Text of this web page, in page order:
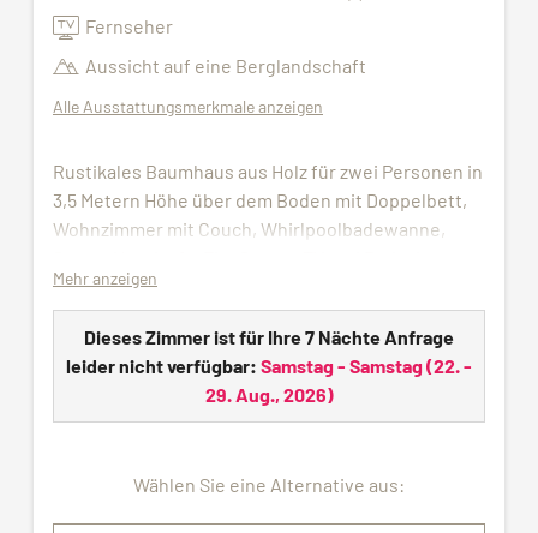
Fernseher
Aussicht auf eine Berglandschaft
Alle Ausstattungsmerkmale anzeigen
Rustikales Baumhaus aus Holz für zwei Personen in
3,5 Metern Höhe über dem Boden mit Doppelbett,
Wohnzimmer mit Couch, Whirlpoolbadewanne,
mit Dusche, WC und Föhn.
Benutzung von Hallenbad, Sauna und Fitnessraum
inklusive. Für die Dauer Ihres Aufenthalts stellen
wir Ihnen eine Wellness-Tasche mit Bademantel,
Saunatuch sowie Badeschlappen zur Verfügung.
Mehr anzeigen
Dieses Zimmer ist für Ihre 7 Nächte Anfrage
leider nicht verfügbar: Samstag - Samstag(22. -
29. Aug., 2026)
Wählen Sie eine Alternative aus: